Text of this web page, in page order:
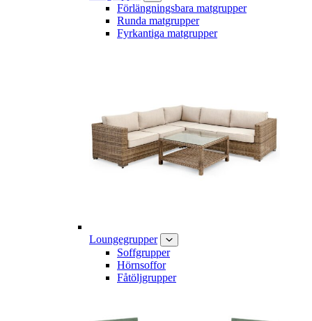
Förlängningsbara matgrupper
Runda matgrupper
Fyrkantiga matgrupper
Loungegrupper
Soffgrupper
Hörnsoffor
Fåtöljgrupper